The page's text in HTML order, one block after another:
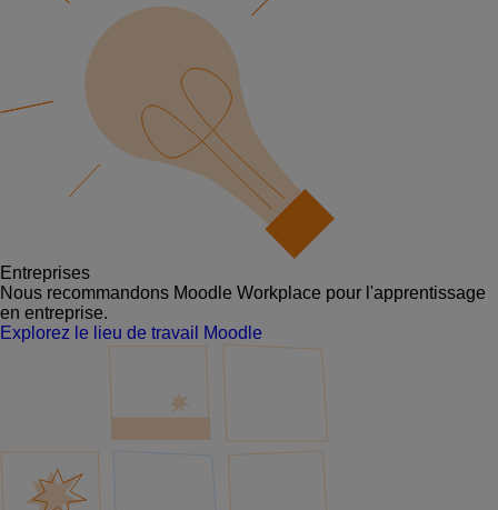
Entreprises
Nous recommandons Moodle Workplace pour l'apprentissage
en entreprise.
Explorez le lieu de travail Moodle